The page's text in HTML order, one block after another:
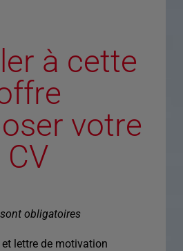
à cette
votre
CV
obligatoires
lettre de motivation